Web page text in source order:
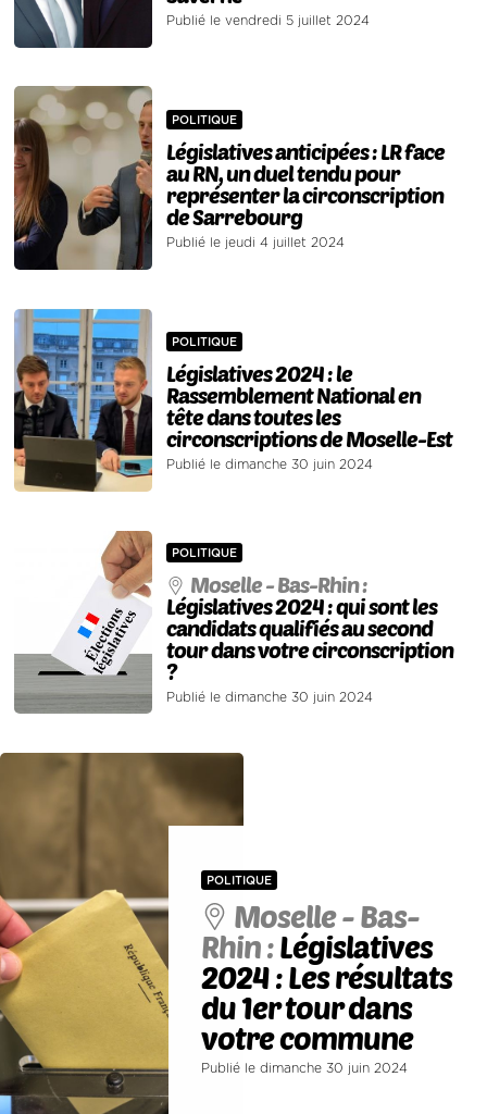
Publié le vendredi 5 juillet 2024
POLITIQUE
Législatives anticipées : LR face
au RN, un duel tendu pour
représenter la circonscription
de Sarrebourg
Publié le jeudi 4 juillet 2024
POLITIQUE
Législatives 2024 : le
Rassemblement National en
tête dans toutes les
circonscriptions de Moselle-Est
Publié le dimanche 30 juin 2024
POLITIQUE
Moselle - Bas-Rhin :
Législatives 2024 : qui sont les
candidats qualifiés au second
tour dans votre circonscription
?
Publié le dimanche 30 juin 2024
POLITIQUE
Moselle - Bas-
Rhin :Législatives
2024 : Les résultats
du 1er tour dans
votre commune
Publié le dimanche 30 juin 2024